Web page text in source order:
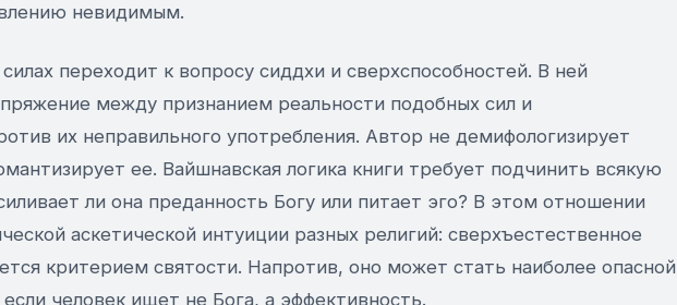
невидимым.
переходит к вопросу сиддхи и сверхспособностей. В ней
между признанием реальности подобных сил и
их неправильного употребления. Автор не демифологизирует
ее. Вайшнавская логика книги требует подчинить всякую
ли она преданность Богу или питает эго? В этом отношении
аскетической интуиции разных религий: сверхъестественное
критерием святости. Напротив, оно может стать наиболее опасной
человек ищет не Бога, а эффективность.